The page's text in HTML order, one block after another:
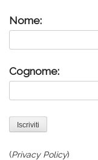
Nome:
Cognome:
(Privacy Policy)